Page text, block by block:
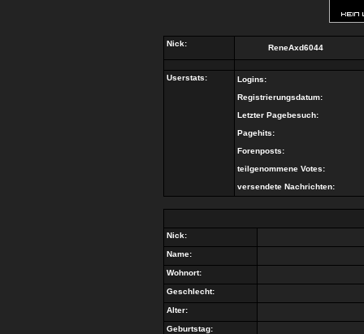
Nick: ReneAxd6044
Userstats:
Logins:
Registrierungsdatum:
Letzter Pagebesuch:
Pagehits:
Forenposts:
teilgenommene Votes:
versendete Nachrichten:
Nick:
Name:
Wohnort:
Geschlecht:
Alter:
Geburtstag: